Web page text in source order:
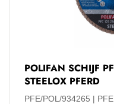
POLIFAN SCHIJF
STEELOX PFERD
PFE/POL/934265